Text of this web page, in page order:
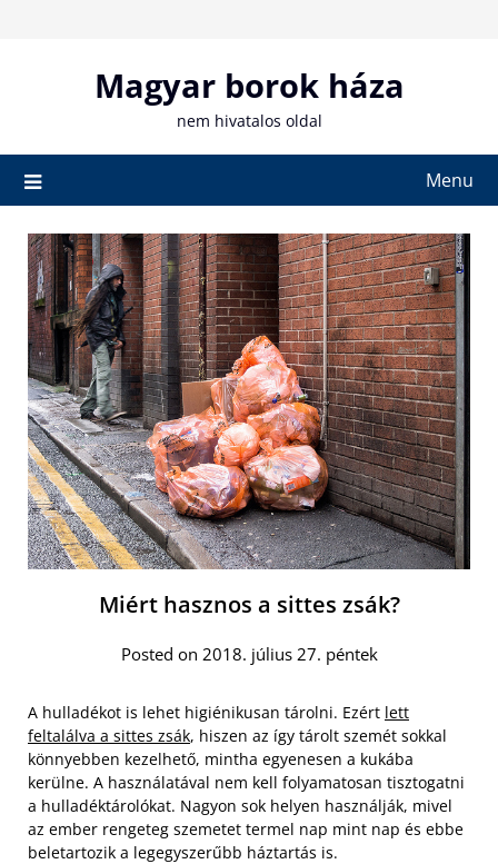
Magyar borok háza
nem hivatalos oldal
Menu
Miért hasznos a sittes zsák?
Posted on 2018. július 27. péntek
A hulladékot is lehet higiénikusan tárolni. Ezért lett
feltalálva a sittes zsák, hiszen az így tárolt szemét sokkal
könnyebben kezelhető, mintha egyenesen a kukába
kerülne. A használatával nem kell folyamatosan tisztogatni
a hulladéktárolókat. Nagyon sok helyen használják, mivel
az ember rengeteg szemetet termel nap mint nap és ebbe
beletartozik a legegyszerűbb háztartás is.